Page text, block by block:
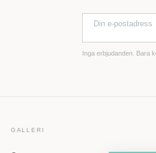
Inga erbjudanden. Bara
GALLERI